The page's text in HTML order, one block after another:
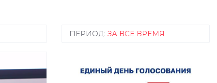
ПЕРИОД: ЗА ВСЕ ВРЕМЯ